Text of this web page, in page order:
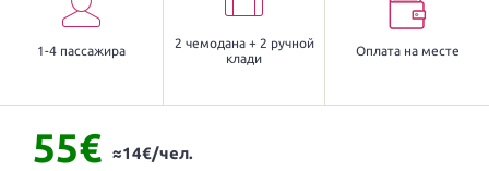
1-4 пассажира
2 чемодана + 2 ручной
клади
Оплата на месте
55€ ≈14€/чел.